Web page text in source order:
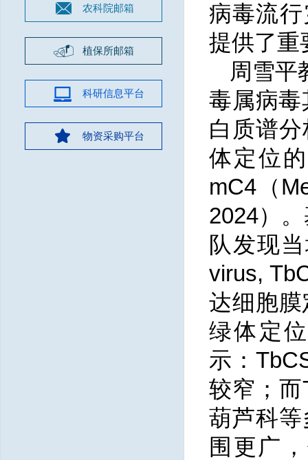
农科院邮箱
植保所邮箱
科研信息平台
物资采购平台
病毒流
提供了重
周雪平
毒属病毒
白质谱
体定位
mC4（
2024）
队发现
virus,
达细胞膜
绿体定
示：
较窄；
葫芦科
围更广